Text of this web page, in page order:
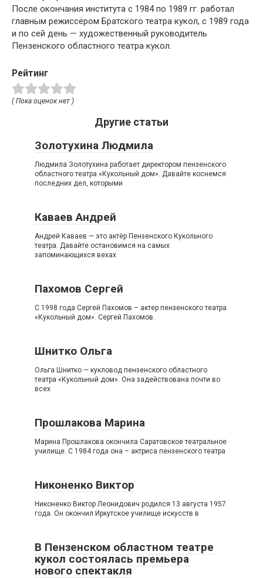
После окончания института с 1984 по 1989 гг. работал
главным режиссёром Братского театра кукол, с 1989 года
и по сей день — художественный руководитель
Пензенского областного театра кукол.
Рейтинг
( Пока оценок нет )
Другие статьи
Золотухина Людмила
Людмила Золотухина работает директором пензенского
областного театра «Кукольный дом». Давайте коснемся
последних дел, которыми
Каваев Андрей
Андрей Каваев — это актёр Пензенского Кукольного
театра. Давайте остановимся на самых
запоминающихся вехах
Пахомов Сергей
С 1998 года Сергей Пахомов – актер пензенского театра
«Кукольный дом». Сергей Пахомов.
Шнитко Ольга
Ольга Шнитко — кукловод пензенского областного
театра «Кукольный дом». Она задействована почти во
всех
Прошлакова Марина
Марина Прошлакова окончила Саратовское театральное
училище. С 1984 года она – актриса пензенского театра
Никоненко Виктор
Никоненко Виктор Леонидович родился 13 августа 1957
года. Он окончил Иркутское училище искусств в
В Пензенском областном театре
кукол состоялась премьера
нового спектакля